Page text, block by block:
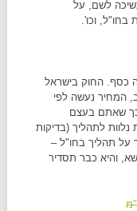
לשם, על
בחו"ל, וכו'.
כסף. החוק בישראל
המחיר נעשה לפי
שאתם בעצם
לתהליך (בדיקות
על תהליך בחו"ל –
והיא כבר תסדיר